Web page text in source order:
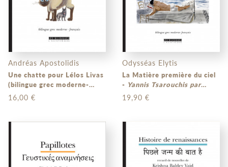
Andréas Apostolidis
Une chatte pour Lélos Livas
(bilingue grec moderne-
français)
16,00 €
Odysséas Elytis
La Matière première du ciel
- Yannis Tsarouchis par
Odysseas Elytis
grec moderne - français)
19,90 €